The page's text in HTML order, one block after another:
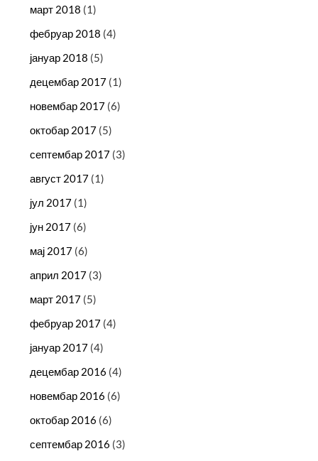
март 2018 (1)
фебруар 2018 (4)
јануар 2018 (5)
децембар 2017 (1)
новембар 2017 (6)
октобар 2017 (5)
септембар 2017 (3)
август 2017 (1)
јул 2017 (1)
јун 2017 (6)
мај 2017 (6)
април 2017 (3)
март 2017 (5)
фебруар 2017 (4)
јануар 2017 (4)
децембар 2016 (4)
новембар 2016 (6)
октобар 2016 (6)
септембар 2016 (3)